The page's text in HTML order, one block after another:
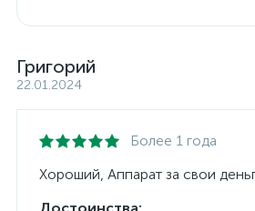
Григорий
22.01.2024
Более 1 года
Хороший, Аппарат за свои